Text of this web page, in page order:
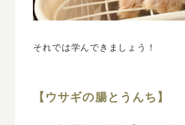
それでは学んできましょう！
【ウサギの腸とうんち】